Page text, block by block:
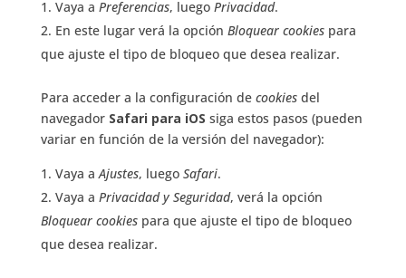
Vaya a Preferencias, luego Privacidad.
En este lugar verá la opción Bloquear cookiespara
que ajuste el tipo de bloqueo que desea realizar.
Para acceder a la configuración de cookiesdel
navegador Safari para iOS siga estos pasos (pueden
variar en función de la versión del navegador):
Vaya aAjustes, luego Safari.
Vaya a Privacidad y Seguridad, verá la opción
Bloquear cookiespara que ajuste el tipo de bloqueo
que desea realizar.